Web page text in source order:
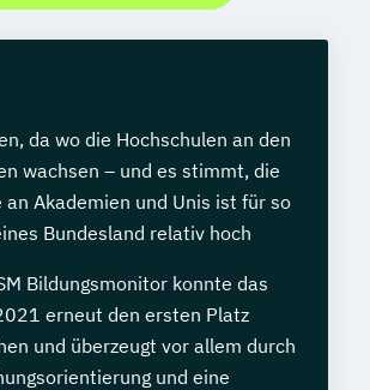
da wo die Hochschulen an den
wachsen – und es stimmt, die
an Akademien und Unis ist für so
Bundesland relativ hoch
Bildungsmonitor konnte das
erneut den ersten Platz
und überzeugt vor allem durch
und eine